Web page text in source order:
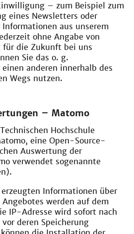
– zum Beispiel zum
eines Newsletters oder
aus unserem
ohne Angabe von
für die Zukunft bei uns
Sie das o. g.
anderen innerhalb des
Wegs nutzen.
– Matomo
Hochschule
eine Open-Source-
Auswertung der
verwendet sogenannte
Informationen über
werden auf dem
IP-Adresse wird sofort nach
deren Speicherung